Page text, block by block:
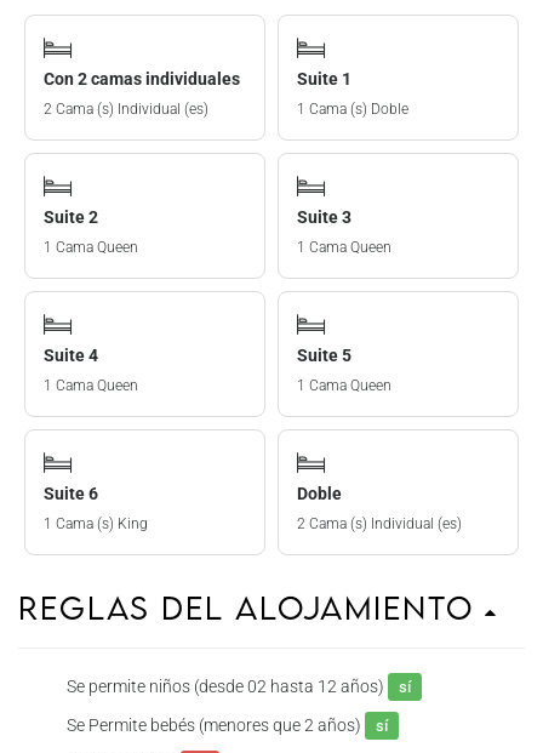
Con 2 camas individuales
2 Cama (s) Individual (es)
Suite 1
1 Cama (s) Doble
Suite 2
1 Cama Queen
Suite 3
1 Cama Queen
Suite 4
1 Cama Queen
Suite 5
1 Cama Queen
Suite 6
1 Cama (s) King
Doble
2 Cama (s) Individual (es)
Reglas del Alojamiento
Se permite niños (desde 02 hasta 12 años) sí
Se Permite bebés (menores que 2 años) sí